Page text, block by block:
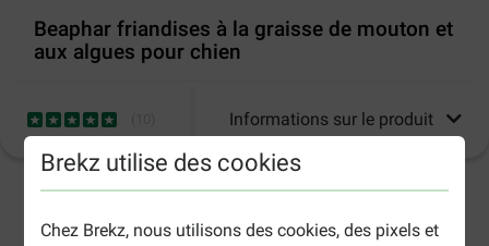
Brekz utilise des cookies
Chez Brekz, nous utilisons des cookies, des pixels et
Beaphar friandises à la graisse de mouton et
aux algues pour chien
Informations sur le produit